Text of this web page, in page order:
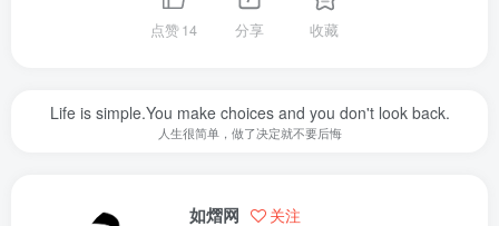
点赞14 分享 收藏
Life is simple.You make choices and you don't look back.
人生很简单，做了决定就不要后悔
如熠网 关注